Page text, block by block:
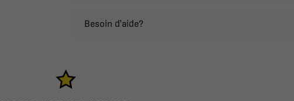
Besoin d'aide?